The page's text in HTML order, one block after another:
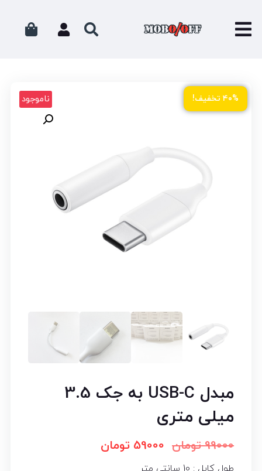
۴۰% تخفیف!
مبدل USB-C به جک 3.5
میلی متری
99000 تومان 59000 تومان
ناموجود